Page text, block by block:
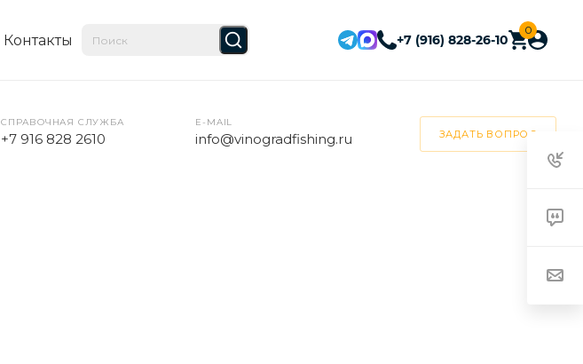
Контакты +7 (916) 828-26-10
0
СПРАВОЧНАЯ СЛУЖБА
+7 916 828 2610
E-MAIL
info@vinogradfishing.ru ЗАДАТЬ ВОПРОС